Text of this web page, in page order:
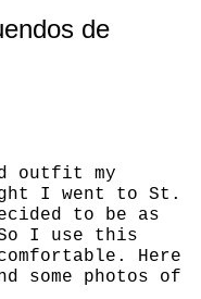
de
outfit my
I went to St.
to be as
I use this
Here
some photos of